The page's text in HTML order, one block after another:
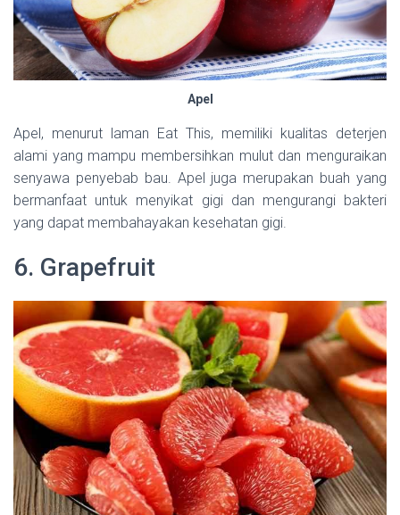
Apel
Apel, menurut laman Eat This, memiliki kualitas deterjen
alami yang mampu membersihkan mulut dan menguraikan
senyawa penyebab bau. Apel juga merupakan buah yang
bermanfaat untuk menyikat gigi dan mengurangi bakteri
yang dapat membahayakan kesehatan gigi.
6. Grapefruit